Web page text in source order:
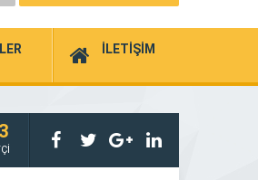
İLETİŞİM